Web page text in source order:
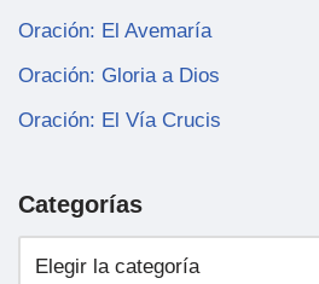
Oración: El Avemaría
Oración: Gloria a Dios
Oración: El Vía Crucis
Categorías